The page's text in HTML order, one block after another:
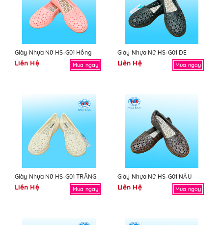
Giày Nhựa Nữ HS-G01 Hồng
Liên Hệ Mua ngay
Giày Nhựa Nữ HS-G01 ĐE
Liên Hệ Mua ngay
Giày Nhựa Nữ HS-G01 TRẮNG
Liên Hệ Mua ngay
Giày Nhựa Nữ HS-G01 NÂU
Liên Hệ Mua ngay